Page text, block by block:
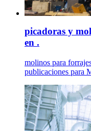
picadoras y
en .
molinos para
publicaciones para